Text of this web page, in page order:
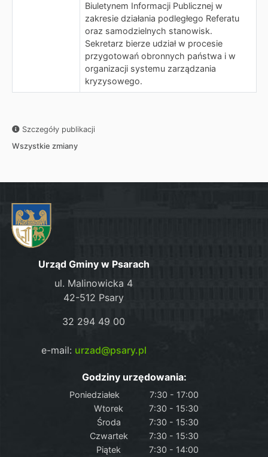
Biuletynem Informacji Publicznej w
zakresie działania podległego Referatu
oraz samodzielnych stanowisk.
Sekretarz bierze udział w procesie
przygotowań obronnych państwa i w
organizacji systemu zarządzania
kryzysowego.
Szczegóły publikacji
Wszystkie zmiany
Urząd Gminy w Psarach
ul. Malinowicka 4
42-512 Psary
32 294 49 00
e-mail: urzad@psary.pl
Godziny urzędowania:
Poniedziałek
7:30 - 17:00
Wtorek
7:30 - 15:30
Środa
7:30 - 15:30
Czwartek
7:30 - 15:30
Piątek
7:30 - 14:00